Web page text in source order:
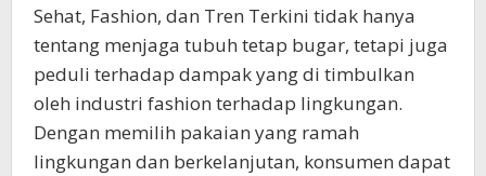
Sehat, Fashion, dan Tren Terkini tidak hanya
tentang menjaga tubuh tetap bugar, tetapi juga
peduli terhadap dampak yang di timbulkan
oleh industri fashion terhadap lingkungan.
Dengan memilih pakaian yang ramah
lingkungan dan berkelanjutan, konsumen dapat